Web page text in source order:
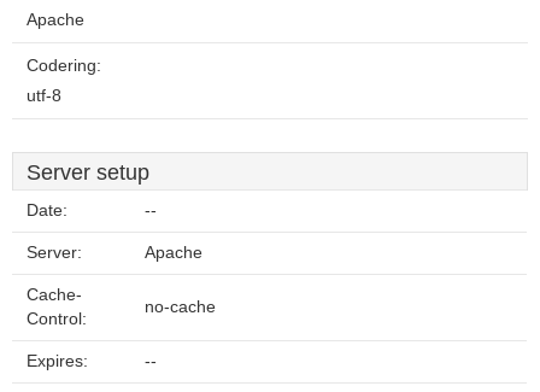
Apache
Codering:
utf-8
Server setup
Date: --
Server: Apache
Cache-
Control:
no-cache
Expires: --